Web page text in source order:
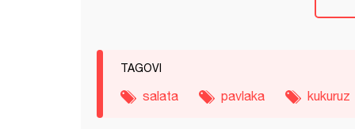
TAGOVI
salata pavlaka kukuruz